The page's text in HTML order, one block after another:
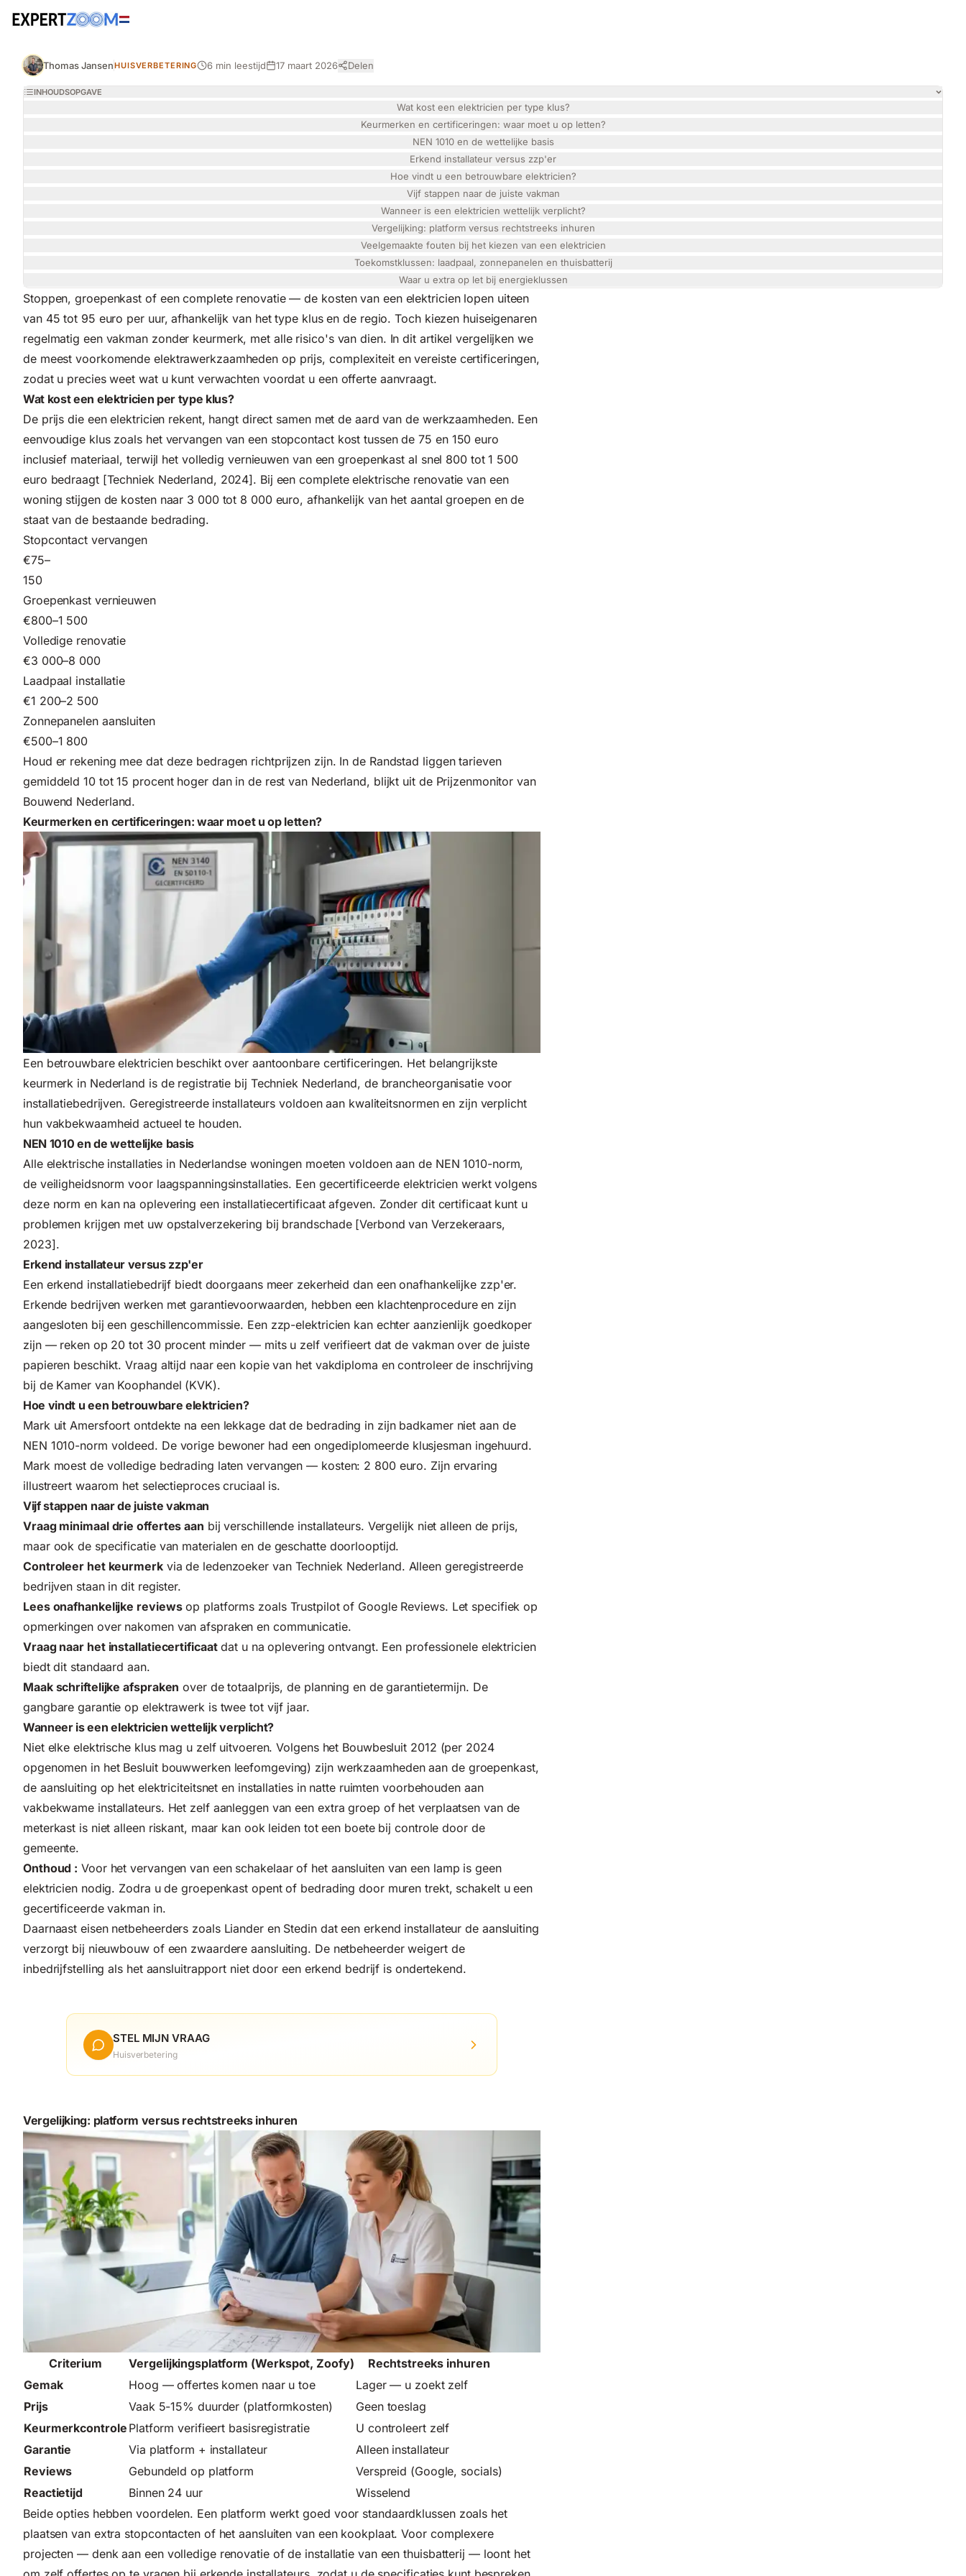
Thomas JansenHUISVERBETERING 6 min leestijd 17 maart 2026 Delen
INHOUDSOPGAVE
Wat kost een elektricien per type klus?
Keurmerken en certificeringen: waar moet u op letten?
NEN 1010 en de wettelijke basis
Erkend installateur versus zzp'er
Hoe vindt u een betrouwbare elektricien?
Vijf stappen naar de juiste vakman
Wanneer is een elektricien wettelijk verplicht?
Vergelijking: platform versus rechtstreeks inhuren
Veelgemaakte fouten bij het kiezen van een elektricien
Toekomstklussen: laadpaal, zonnepanelen en thuisbatterij
Waar u extra op let bij energieklussen
Stoppen, groepenkast of een complete renovatie — de kosten van een elektricien lopen uiteen
van 45 tot 95 euro per uur, afhankelijk van het type klus en de regio. Toch kiezen huiseigenaren
regelmatig een vakman zonder keurmerk, met alle risico's van dien. In dit artikel vergelijken we
de meest voorkomende elektrawerkzaamheden op prijs, complexiteit en vereiste certificeringen,
zodat u precies weet wat u kunt verwachten voordat u een offerte aanvraagt.
Wat kost een elektricien per type klus?
De prijs die een elektricien rekent, hangt direct samen met de aard van de werkzaamheden. Een
eenvoudige klus zoals het vervangen van een stopcontact kost tussen de 75 en 150 euro
inclusief materiaal, terwijl het volledig vernieuwen van een groepenkast al snel 800 tot 1 500
euro bedraagt [Techniek Nederland, 2024]. Bij een complete elektrische renovatie van een
woning stijgen de kosten naar 3 000 tot 8 000 euro, afhankelijk van het aantal groepen en de
staat van de bestaande bedrading.
Stopcontact vervangen
€75–
150
Groepenkast vernieuwen
€800–1 500
Volledige renovatie
€3 000–8 000
Laadpaal installatie
€1 200–2 500
Zonnepanelen aansluiten
€500–1 800
Houd er rekening mee dat deze bedragen richtprijzen zijn. In de Randstad liggen tarieven
gemiddeld 10 tot 15 procent hoger dan in de rest van Nederland, blijkt uit de Prijzenmonitor van
Bouwend Nederland.
Keurmerken en certificeringen: waar moet u op letten?
Een betrouwbare elektricien beschikt over aantoonbare certificeringen. Het belangrijkste
keurmerk in Nederland is de registratie bij Techniek Nederland, de brancheorganisatie voor
installatiebedrijven. Geregistreerde installateurs voldoen aan kwaliteitsnormen en zijn verplicht
hun vakbekwaamheid actueel te houden.
NEN 1010 en de wettelijke basis
Alle elektrische installaties in Nederlandse woningen moeten voldoen aan de NEN 1010-norm,
de veiligheidsnorm voor laagspanningsinstallaties. Een gecertificeerde elektricien werkt volgens
deze norm en kan na oplevering een installatiecertificaat afgeven. Zonder dit certificaat kunt u
problemen krijgen met uw opstalverzekering bij brandschade [Verbond van Verzekeraars,
2023].
Erkend installateur versus zzp'er
Een erkend installatiebedrijf biedt doorgaans meer zekerheid dan een onafhankelijke zzp'er.
Erkende bedrijven werken met garantievoorwaarden, hebben een klachtenprocedure en zijn
aangesloten bij een geschillencommissie. Een zzp-elektricien kan echter aanzienlijk goedkoper
zijn — reken op 20 tot 30 procent minder — mits u zelf verifieert dat de vakman over de juiste
papieren beschikt. Vraag altijd naar een kopie van het vakdiploma en controleer de inschrijving
bij de Kamer van Koophandel (KVK).
Hoe vindt u een betrouwbare elektricien?
Mark uit Amersfoort ontdekte na een lekkage dat de bedrading in zijn badkamer niet aan de
NEN 1010-norm voldeed. De vorige bewoner had een ongediplomeerde klusjesman ingehuurd.
Mark moest de volledige bedrading laten vervangen — kosten: 2 800 euro. Zijn ervaring
illustreert waarom het selectieproces cruciaal is.
Vijf stappen naar de juiste vakman
Vraag minimaal drie offertes aan bij verschillende installateurs. Vergelijk niet alleen de prijs,
maar ook de specificatie van materialen en de geschatte doorlooptijd.
Controleer het keurmerkvia de ledenzoeker van Techniek Nederland. Alleen geregistreerde
bedrijven staan in dit register.
Lees onafhankelijke reviewsop platforms zoals Trustpilot of Google Reviews. Let specifiek op
opmerkingen over nakomen van afspraken en communicatie.
Vraag naar het installatiecertificaatdat u na oplevering ontvangt. Een professionele elektricien
biedt dit standaard aan.
Maak schriftelijke afspraken over de totaalprijs, de planning en de garantietermijn. De
gangbare garantie op elektrawerk is twee tot vijf jaar.
Wanneer is een elektricien wettelijk verplicht?
Niet elke elektrische klus mag u zelf uitvoeren. Volgens het Bouwbesluit 2012 (per 2024
opgenomen in het Besluit bouwwerken leefomgeving) zijn werkzaamheden aan de groepenkast,
de aansluiting op het elektriciteitsnet en installaties in natte ruimten voorbehouden aan
vakbekwame installateurs. Het zelf aanleggen van een extra groep of het verplaatsen van de
meterkast is niet alleen riskant, maar kan ook leiden tot een boete bij controle door de
gemeente.
Onthoud : Voor het vervangen van een schakelaar of het aansluiten van een lamp is geen
elektricien nodig. Zodra u de groepenkast opent of bedrading door muren trekt, schakelt u een
gecertificeerde vakman in.
Daarnaast eisen netbeheerders zoals Liander en Stedin dat een erkend installateur de aansluiting
verzorgt bij nieuwbouw of een zwaardere aansluiting. De netbeheerder weigert de
inbedrijfstelling als het aansluitrapport niet door een erkend bedrijf is ondertekend.
STEL MIJN VRAAG
Huisverbetering
Vergelijking: platform versus rechtstreeks inhuren
Criterium Vergelijkingsplatform (Werkspot, Zoofy)
Rechtstreeks inhuren
Gemak
Hoog — offertes komen naar u toe
Lager — u zoekt zelf
Prijs
Vaak 5-15% duurder (platformkosten)
Geen toeslag
Keurmerkcontrole Platform verifieert basisregistratie
U controleert zelf
Garantie
Via platform + installateur
Alleen installateur
Reviews
Gebundeld op platform
Verspreid (Google, socials)
Reactietijd
Binnen 24 uur
Wisselend
Beide opties hebben voordelen. Een platform werkt goed voor standaardklussen zoals het
plaatsen van extra stopcontacten of het aansluiten van een kookplaat. Voor complexere
projecten — denk aan een volledige renovatie of de installatie van een thuisbatterij — loont het